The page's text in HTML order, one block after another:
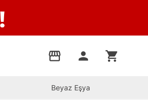
storefront person shopping_cart
Beyaz Eşya